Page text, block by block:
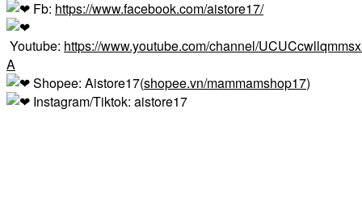
Fb: https://www.facebook.com/aistore17/
Youtube: https://www.youtube.com/channel/
A
Shopee: Aistore17(shopee.vn/mammamshop17)
Instagram/Tiktok: aistore17